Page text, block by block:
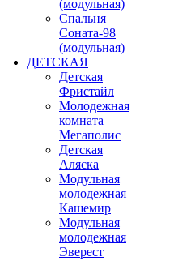
(модульная)
Спальня
Соната-98
(модульная)
ДЕТСКАЯ
Детская
Фристайл
Молодежная
комната
Мегаполис
Детская
Аляска
Модульная
молодежная
Кашемир
Модульная
молодежная
Эверест